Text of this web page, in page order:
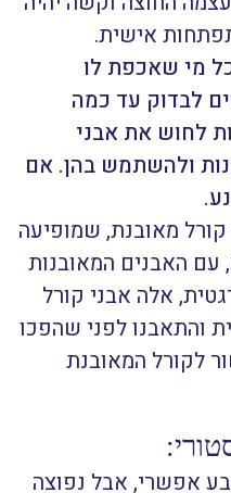
אישית.
מי שאכפת לו
לבדוק עד כמה
לחוש את אבני
ולהשתמש בהן. אם
קורל מאובנת, שמופיעה
עם האבנים המאובנות
אלה אבני קורל
והתאבנו לפני שהפכו
לקורל המאובנת
אפשרי, אבל נפוצה